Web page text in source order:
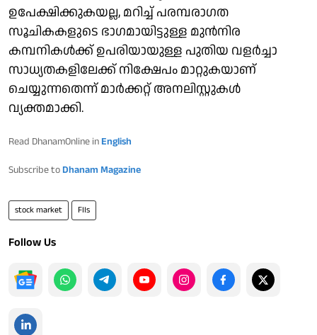
ഉപേക്ഷിക്കുകയല്ല, മറിച്ച് പരമ്പരാ​ഗത
സൂചികകളുടെ ഭാ​ഗമായിട്ടുള്ള മുൻനിര
കമ്പനികൾക്ക് ഉപരിയായുള്ള പുതിയ വളർച്ചാ
സാധ്യതകളിലേക്ക് നിക്ഷേപം മാറ്റുകയാണ്
ചെയ്യുന്നതെന്ന് മാർക്കറ്റ് അനലി​സ്റ്റുകൾ
വ്യക്തമാക്കി.
Read DhanamOnline in English
Subscribe to Dhanam Magazine
stock market FIIs
Follow Us